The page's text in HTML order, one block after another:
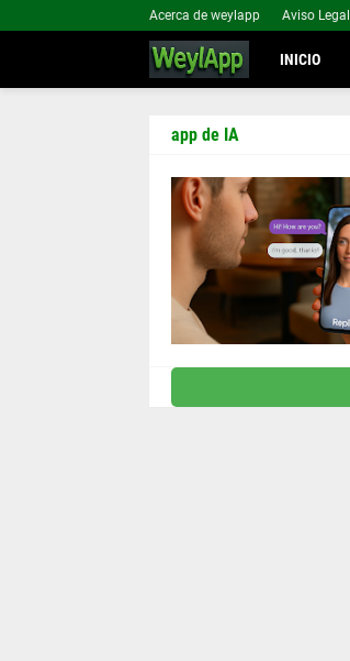
Acerca de weylapp Aviso Legal
INICIO
app de IA